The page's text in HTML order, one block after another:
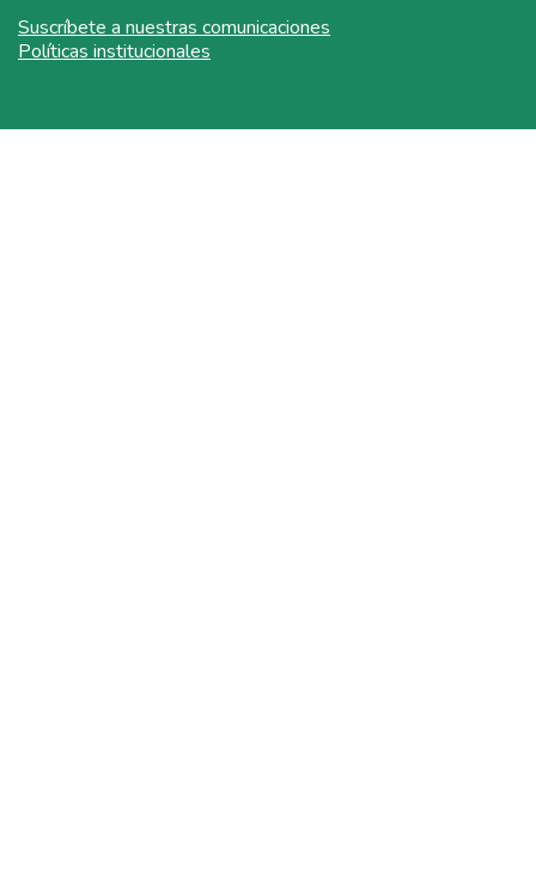
Suscríbete a nuestras comunicaciones
Políticas institucionales